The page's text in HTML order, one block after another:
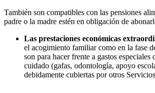
También son compatibles con las pensiones
padre o la madre estén en obligación de
Las prestaciones económicas
el acogimiento familiar como en la fase
son para hacer frente a gastos especiales
cuidado (gafas, odontología, apoyo
debidamente cubiertas por otros